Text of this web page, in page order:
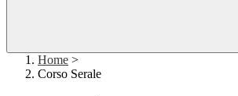
Home >
Corso Serale